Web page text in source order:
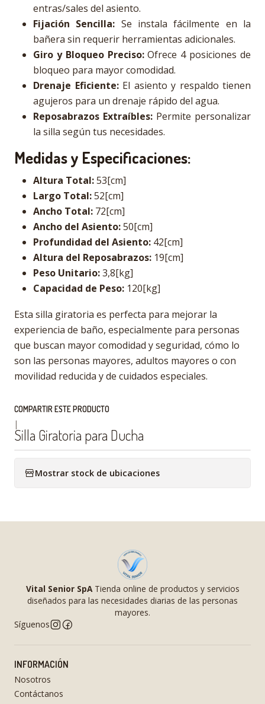
entras/sales del asiento.
Fijación Sencilla: Se instala fácilmente en la
bañera sin requerir herramientas adicionales.
Giro y Bloqueo Preciso:Ofrece 4 posiciones de
bloqueo para mayor comodidad.
Drenaje Eficiente:El asiento y respaldo tienen
agujeros para un drenaje rápido del agua.
Reposabrazos Extraíbles: Permite personalizar
la silla según tus necesidades.
Medidas y Especificaciones:
Altura Total:53[cm]
Largo Total:52[cm]
Ancho Total: 72[cm]
Ancho del Asiento:50[cm]
Profundidad del Asiento: 42[cm]
Altura del Reposabrazos: 19[cm]
Peso Unitario:3,8[kg]
Capacidad de Peso: 120[kg]
Esta silla giratoria es perfecta para mejorar la
experiencia de baño, especialmente para personas
que buscan mayor comodidad y seguridad, cómo lo
son las personas mayores, adultos mayores o con
movilidad reducida y de cuidados especiales.
COMPARTIR ESTE PRODUCTO
|
Silla Giratoria para Ducha
Mostrar stock de ubicaciones
Vital Senior SpATienda online de productos y servicios
diseñados para las necesidades diarias de las personas
mayores.
Síguenos
INFORMACIÓN
Nosotros
Contáctanos